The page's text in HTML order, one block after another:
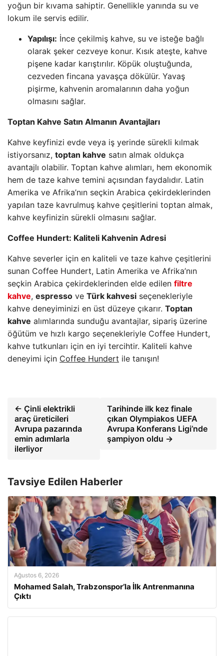
yoğun bir kıvama sahiptir. Genellikle yanında su ve
lokum ile servis edilir.
Yapılışı: İnce çekilmiş kahve, su ve isteğe bağlı
olarak şeker cezveye konur. Kısık ateşte, kahve
pişene kadar karıştırılır. Köpük oluştuğunda,
cezveden fincana yavaşça dökülür. Yavaş
pişirme, kahvenin aromalarının daha yoğun
olmasını sağlar.
Toptan Kahve Satın Almanın Avantajları
Kahve keyfinizi evde veya iş yerinde sürekli kılmak
istiyorsanız, toptan kahve satın almak oldukça
avantajlı olabilir. Toptan kahve alımları, hem ekonomik
hem de taze kahve temini açısından faydalıdır. Latin
Amerika ve Afrika’nın seçkin Arabica çekirdeklerinden
yapılan taze kavrulmuş kahve çeşitlerini toptan almak,
kahve keyfinizin sürekli olmasını sağlar.
Coffee Hundert: Kaliteli Kahvenin Adresi
Kahve severler için en kaliteli ve taze kahve çeşitlerini
sunan Coffee Hundert, Latin Amerika ve Afrika’nın
seçkin Arabica çekirdeklerinden elde edilen filtre
kahve, espresso ve Türk kahvesi seçenekleriyle
kahve deneyiminizi en üst düzeye çıkarır. Toptan
kahve alımlarında sunduğu avantajlar, sipariş üzerine
öğütüm ve hızlı kargo seçenekleriyle Coffee Hundert,
kahve tutkunları için en iyi tercihtir. Kaliteli kahve
deneyimi için Coffee Hundert ile tanışın!
← Çinli elektrikli
araç üreticileri
Avrupa pazarında
emin adımlarla
ilerliyor
Tarihinde ilk kez finale
çıkan Olympiakos UEFA
Avrupa Konferans Ligi’nde
şampiyon oldu →
Tavsiye Edilen Haberler
Ağustos 6, 2026
Mohamed Salah, Trabzonspor’la İlk Antrenmanına
Çıktı